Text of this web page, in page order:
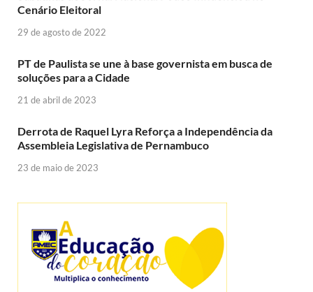
Cenário Eleitoral
29 de agosto de 2022
PT de Paulista se une à base governista em busca de
soluções para a Cidade
21 de abril de 2023
Derrota de Raquel Lyra Reforça a Independência da
Assembleia Legislativa de Pernambuco
23 de maio de 2023